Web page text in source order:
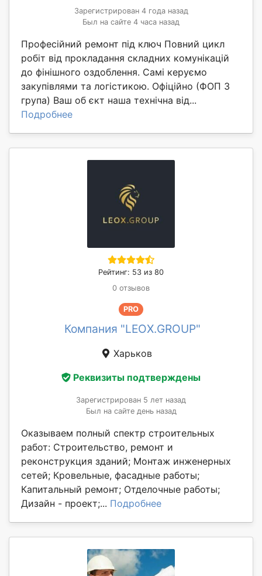
Зарегистрирован 4 года назад
Был на сайте 4 часа назад
Професійний ремонт під ключ Повний цикл
робіт від прокладання складних комунікацій
до фінішного оздоблення. Самі керуємо
закупівлями та логістикою. Офіційно (ФОП 3
група) Ваш об єкт наша технічна від...
Подробнее
Рейтинг: 53 из 80
0 отзывов
PRO
Компания "LEOX.GROUP"
Харьков
Реквизиты подтверждены
Зарегистрирован 5 лет назад
Был на сайте день назад
Оказываем полный спектр строительных
работ: Строительство, ремонт и
реконструкция зданий; Монтаж инженерных
сетей; Кровельные, фасадные работы;
Капитальный ремонт; Отделочные работы;
Дизайн - проект;... Подробнее